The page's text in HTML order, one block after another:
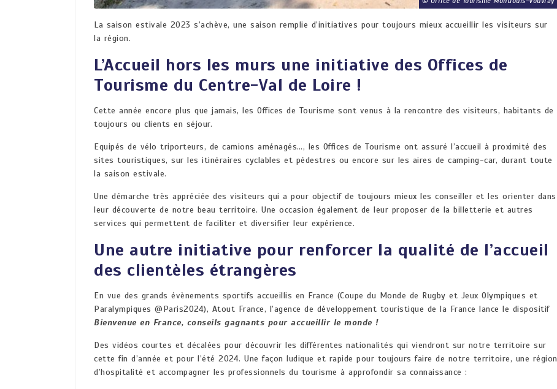
La saison estivale 2023 s’achève, une saison remplie d’initiatives pour toujours mieux accueillir les visiteurs sur
la région.
L’Accueil hors les murs une initiative des Offices de
Tourisme du Centre-Val de Loire !
Cette année encore plus que jamais, les Offices de Tourisme sont venus à la rencontre des visiteurs, habitants de
toujours ou clients en séjour.
Equipés de vélo triporteurs, de camions aménagés…, les Offices de Tourisme ont assuré l’accueil à proximité des
sites touristiques, sur les itinéraires cyclables et pédestres ou encore sur les aires de camping-car, durant toute
la saison estivale.
Une démarche très appréciée des visiteurs qui a pour objectif de toujours mieux les conseiller et les orienter dans
leur découverte de notre beau territoire. Une occasion également de leur proposer de la billetterie et autres
services qui permettent de faciliter et diversifier leur expérience.
Une autre initiative pour renforcer la qualité de l’accueil
des clientèles étrangères
En vue des grands évènements sportifs accueillis en France (Coupe du Monde de Rugby et Jeux Olympiques et
Paralympiques @Paris2024), Atout France, l’agence de développement touristique de la France lance le dispositif
Bienvenue en France, conseils gagnants pour accueillir le monde !
Des vidéos courtes et décalées pour découvrir les différentes nationalités qui viendront sur notre territoire sur
cette fin d’année et pour l’été 2024. Une façon ludique et rapide pour toujours faire de notre territoire, une région
d’hospitalité et accompagner les professionnels du tourisme à approfondir sa connaissance :